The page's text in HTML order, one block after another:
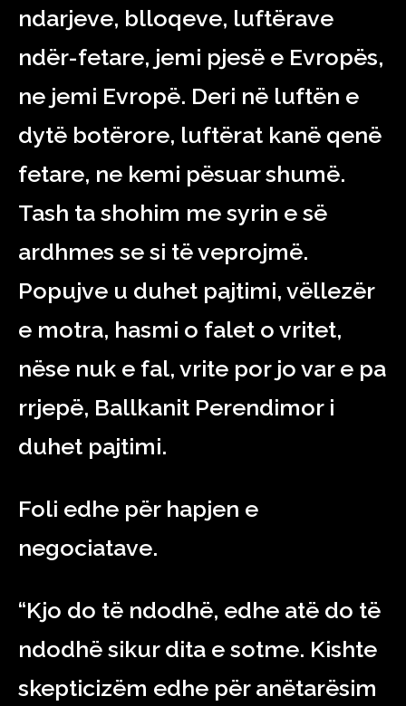
ndarjeve, blloqeve, luftërave
ndër-fetare, jemi pjesë e Evropës,
ne jemi Evropë. Deri në luftën e
dytë botërore, luftërat kanë qenë
fetare, ne kemi pësuar shumë.
Tash ta shohim me syrin e së
ardhmes se si të veprojmë.
Popujve u duhet pajtimi, vëllezër
e motra, hasmi o falet o vritet,
nëse nuk e fal, vrite por jo var e pa
rrjepë, Ballkanit Perendimor i
duhet pajtimi.
Foli edhe për hapjen e
negociatave.
“Kjo do të ndodhë, edhe atë do të
ndodhë sikur dita e sotme. Kishte
skepticizëm edhe për anëtarësim